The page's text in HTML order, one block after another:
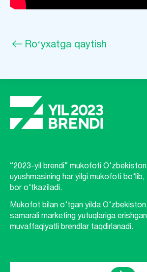
Roʻyxatga qaytish
“2023-yil brendi” mukofoti
uyushmasining har yilgi mukofoti
bor o‘tkaziladi.
Mukofot bilan o‘tgan yilda
samarali marketing yutuqlariga
muvaffaqiyatli brendlar taqdirlanadi.